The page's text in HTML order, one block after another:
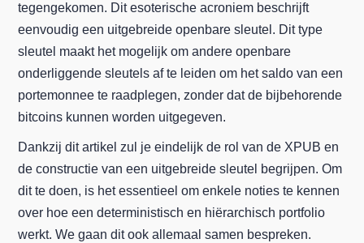
tegengekomen. Dit esoterische acroniem beschrijft
eenvoudig een uitgebreide openbare sleutel. Dit type
sleutel maakt het mogelijk om andere openbare
onderliggende sleutels af te leiden om het saldo van een
portemonnee te raadplegen, zonder dat de bijbehorende
bitcoins kunnen worden uitgegeven.
Dankzij dit artikel zul je eindelijk de rol van de XPUB en
de constructie van een uitgebreide sleutel begrijpen. Om
dit te doen, is het essentieel om enkele noties te kennen
over hoe een deterministisch en hiërarchisch portfolio
werkt. We gaan dit ook allemaal samen bespreken.